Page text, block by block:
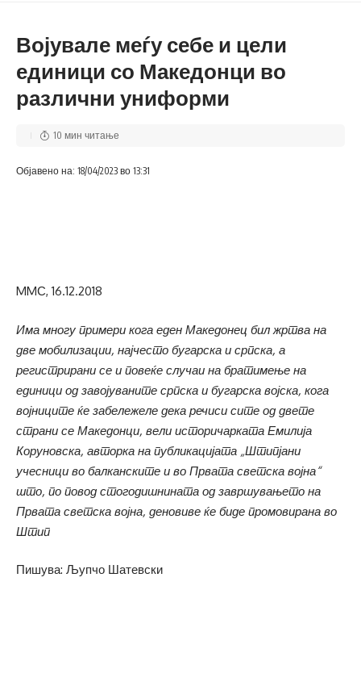
Војувале меѓу себе и цели
единици со Македонци во
различни униформи
Објавено на: 18/04/2023 во 13:31
10 мин читање
MMС, 16.12.2018
Има многу примери кога еден Македонец бил жртва на
две мобилизации, најчесто бугарска и српска, а
регистрирани се и повеќе случаи на братимење на
единици од завојуваните српска и бугарска војска, кога
војниците ќе забележеле дека речиси сите од двете
страни се Македонци, вели историчарката Емилија
Коруновска, авторка на публикацијата „Штипјани
учесници во балканските и во Првата светска војна“
што, по повод стогодишнината од завршувањето на
Првата светска војна, деновиве ќе биде промовирана во
Штип
Пишува: Љупчо Шатевски